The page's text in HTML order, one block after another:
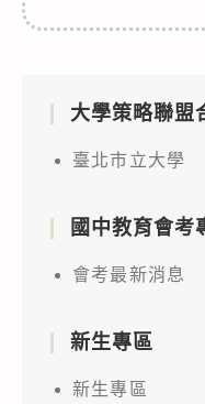
大學策略聯盟
臺北市立大學
國中教育會考
會考最新消息
新生專區
新生專區